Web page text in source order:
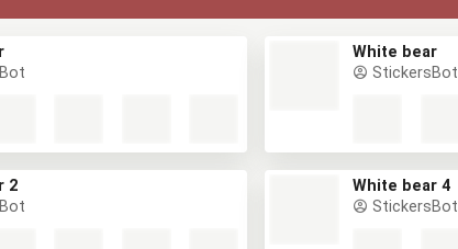
White bear
StickersBot
2
White bear 4
StickersBot